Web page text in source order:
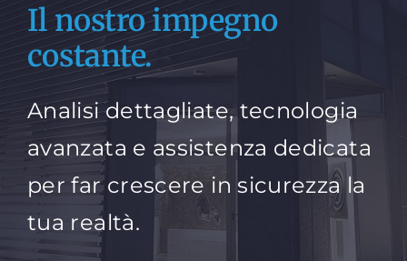
Prodotti IT
Blog
Il nostro impegno
costante.
Analisi dettagliate, tecnologia
avanzata e assistenza dedicata
per far crescere in sicurezza la
tua realtà.